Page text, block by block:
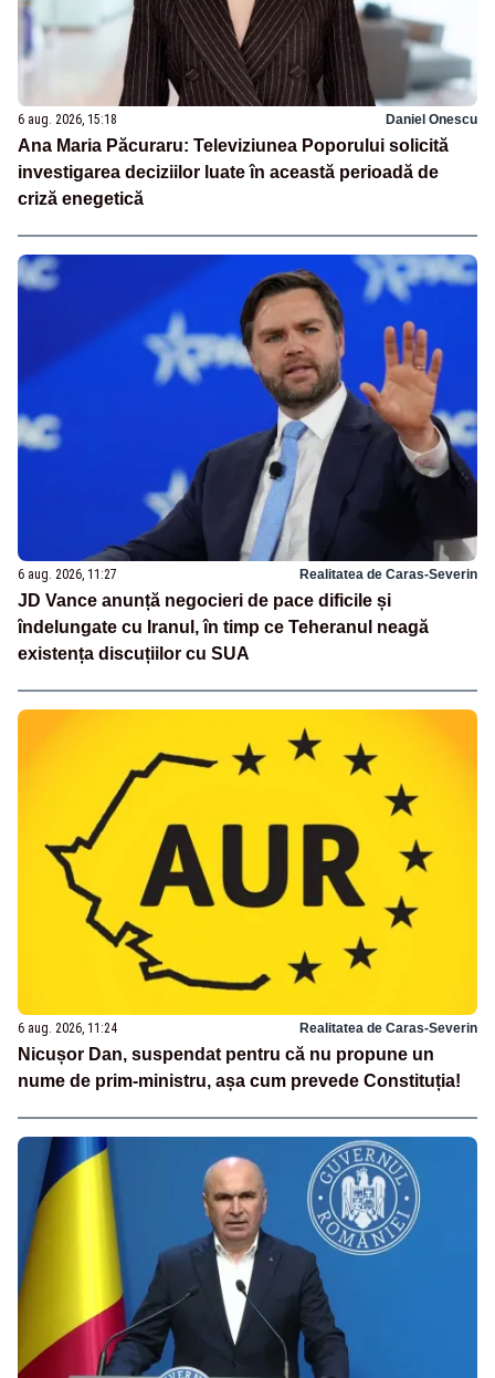
6 aug. 2026, 15:18 Daniel Onescu
Ana Maria Păcuraru: Televiziunea Poporului solicită
investigarea deciziilor luate în această perioadă de
criză enegetică
6 aug. 2026, 11:27 Realitatea de Caras-Severin
JD Vance anunță negocieri de pace dificile și
îndelungate cu Iranul, în timp ce Teheranul neagă
existența discuțiilor cu SUA
6 aug. 2026, 11:24 Realitatea de Caras-Severin
Nicușor Dan, suspendat pentru că nu propune un
nume de prim-ministru, așa cum prevede Constituția!